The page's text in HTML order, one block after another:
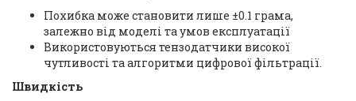
Похибка може становити лише ±0.1 грама,
залежно від моделі та умов експлуатації
Використовуються тензодатчики високої
чутливості та алгоритми цифрової фільтрації.
Швидкість